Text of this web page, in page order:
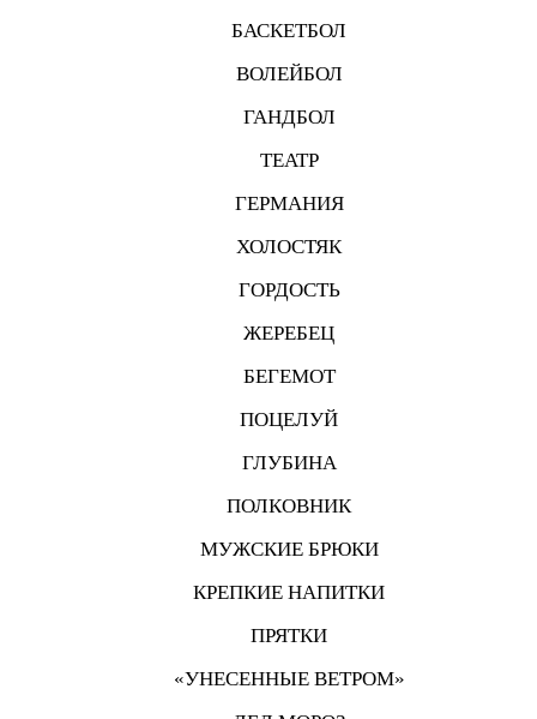
БАСКЕТБОЛ
ВОЛЕЙБОЛ
ГАНДБОЛ
ТЕАТР
ГЕРМАНИЯ
ХОЛОСТЯК
ГОРДОСТЬ
ЖЕРЕБЕЦ
БЕГЕМОТ
ПОЦЕЛУЙ
ГЛУБИНА
ПОЛКОВНИК
МУЖСКИЕ БРЮКИ
КРЕПКИЕ НАПИТКИ
ПРЯТКИ
«УНЕСЕННЫЕ ВЕТРОМ»